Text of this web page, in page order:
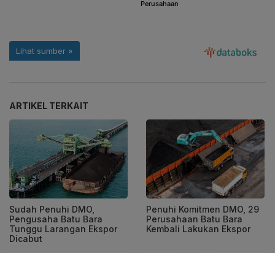
ARTIKEL TERKAIT
Sudah Penuhi DMO,
Pengusaha Batu Bara
Tunggu Larangan Ekspor
Dicabut
Penuhi Komitmen DMO, 29
Perusahaan Batu Bara
Kembali Lakukan Ekspor